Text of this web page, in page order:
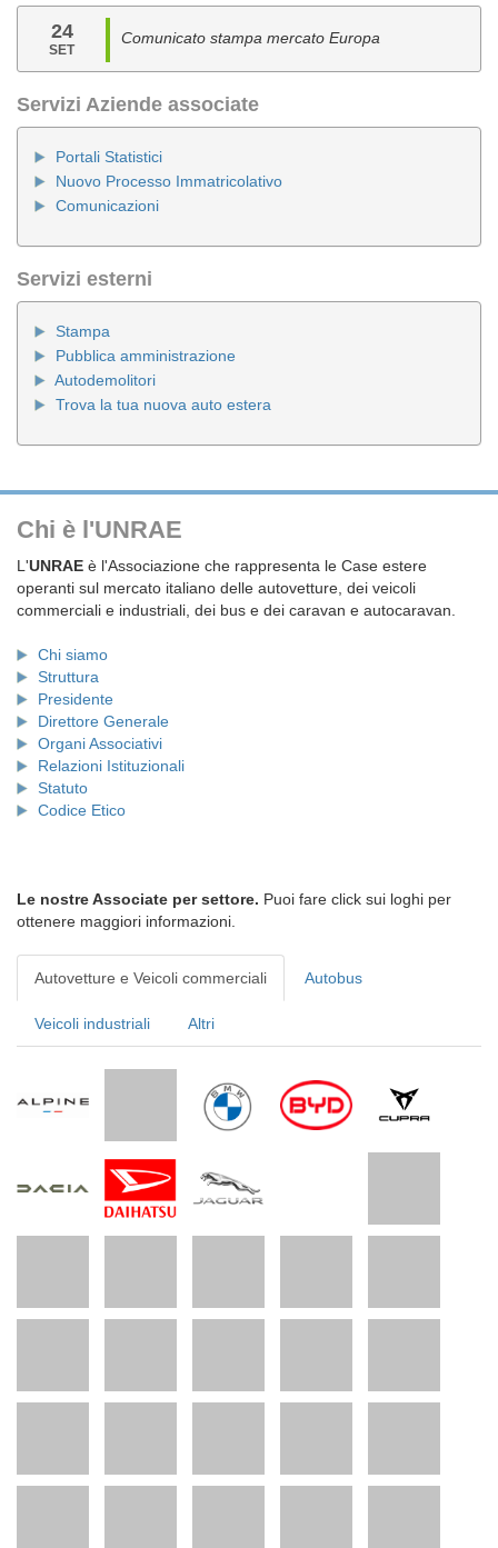
24
SET
Comunicato stampa mercato Europa
Servizi Aziende associate
Portali Statistici
Nuovo Processo Immatricolativo
Comunicazioni
Servizi esterni
Stampa
Pubblica amministrazione
Autodemolitori
Trova la tua nuova auto estera
Chi è l'UNRAE
L'UNRAE è l'Associazione che rappresenta le Case estere
operanti sul mercato italiano delle autovetture, dei veicoli
commerciali e industriali, dei bus e dei caravan e autocaravan.
Chi siamo
Struttura
Presidente
Direttore Generale
Organi Associativi
Relazioni Istituzionali
Statuto
Codice Etico
Le nostre Associate per settore. Puoi fare click sui loghi per
ottenere maggiori informazioni.
Autovetture e Veicoli commerciali Autobus
Veicoli industriali Altri